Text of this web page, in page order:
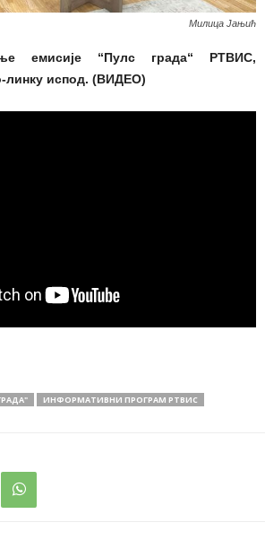
Милица Јањић
емисије “Пулс града“ РТВИС,
линку испод. (ВИДЕО)
ИНФОРМАТИВНИ ПРОГРАМ РТВИС